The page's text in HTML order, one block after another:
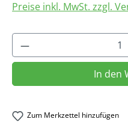
Preise inkl. MwSt. zzgl.
Produkt Anzahl:
In den
Zum Merkzettel hinzufügen